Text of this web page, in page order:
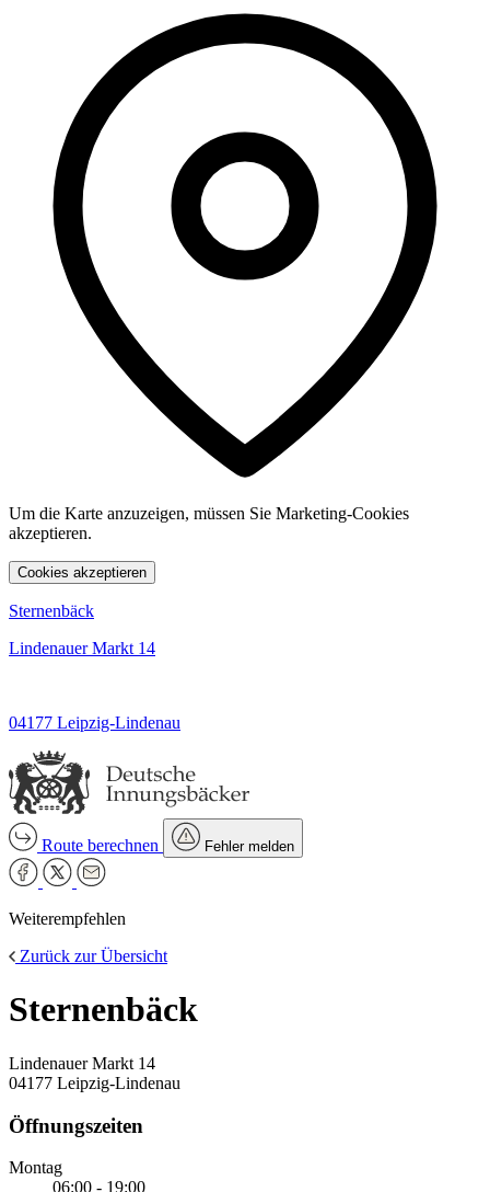
Um die Karte anzuzeigen, müssen Sie Marketing-Cookies
akzeptieren.
Cookies akzeptieren
Sternenbäck
Lindenauer Markt 14
04177 Leipzig-Lindenau
Route berechnen Fehler melden
Weiterempfehlen
Zurück zur Übersicht
Sternenbäck
Lindenauer Markt 14
04177 Leipzig-Lindenau
Öffnungszeiten
Montag
06:00 - 19:00